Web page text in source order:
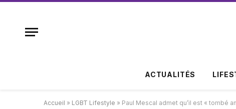
ACTUALITÉS
Accueil » LGBT Lifestyle » Paul Mescal admet qu’il est « tombé